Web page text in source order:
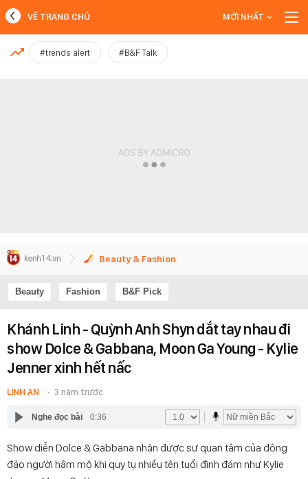
MỚI NHẤT
VỀ TRANG CHỦ MỚI NHẤT
#trends alert #B&F Talk
Beauty & Fashion
Beauty Fashion B&F Pick
Khánh Linh - Quỳnh Anh Shyn dắt tay nhau đi
show Dolce & Gabbana, Moon Ga Young - Kylie
Jenner xinh hết nấc
LINH AN 3 năm trước
Nghe đọc bài 0:36
Show diễn Dolce & Gabbana nhận được sự quan tâm của đông
đảo người hâm mộ khi quy tụ nhiều tên tuổi đình đám như Kylie